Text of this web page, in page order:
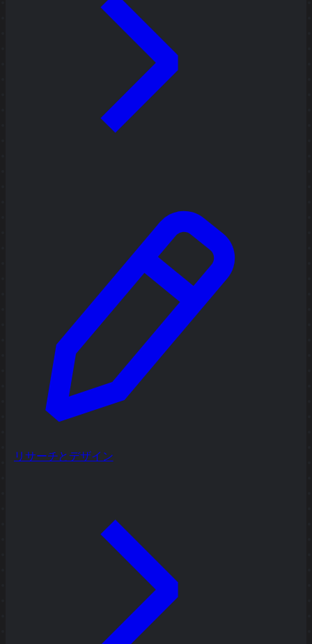
リサーチとデザイン